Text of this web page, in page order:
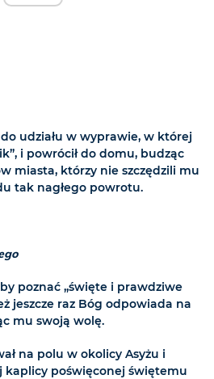
udziału w wyprawie, w której
i powrócił do domu, budząc
miasta, którzy nie szczędzili mu
tak nagłego powrotu.
poznać „święte i prawdziwe
jeszcze raz Bóg odpowiada na
mu swoją wolę.
na polu w okolicy Asyżu i
kaplicy poświęconej świętemu